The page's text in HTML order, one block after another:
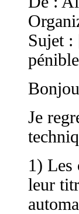
Sujet :
Je
1) Les
leur